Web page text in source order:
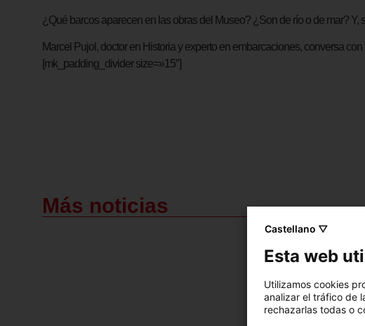
¿Qué barcos aparecen en las obras del Museo? ¿Son de río o de mar? Y,
Marcel Pujol, doctor en Historia y experto en embarcaciones, conversa
[mk_padding_divider size=»15″]
Más noticias
Castellano ▽
Esta web
Utilizamos cookies
analizar el tráfico de
rechazarlas todas o